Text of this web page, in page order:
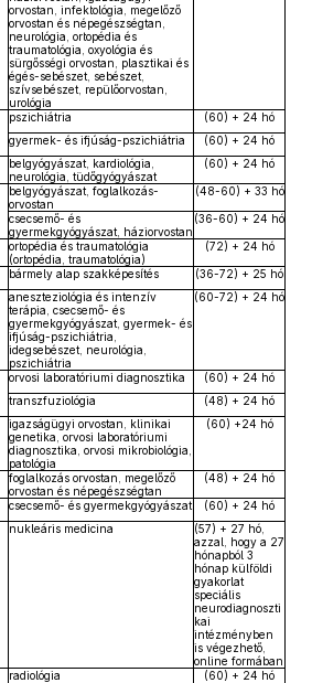
orvostan, infektológia, megelőző
orvostan és népegészségtan,
neurológia, ortopédia és
traumatológia, oxyológia és
sürgősségi orvostan, plasztikai és
égés-sebészet, sebészet,
szívsebészet, repülőorvostan,
urológia
pszichiátria
(60) + 24 hó
gyermek- és ifjúság-pszichiátria
(60) + 24 hó
belgyógyászat, kardiológia,
neurológia, tüdőgyógyászat
(60) + 24 hó
belgyógyászat, foglalkozás-
orvostan
(48-60) + 33 hó
csecsemő- és
gyermekgyógyászat, háziorvostan
(36-60) + 24 hó
ortopédia és traumatológia
(ortopédia, traumatológia)
(72) + 24 hó
bármely alap szakképesítés
(36-72) + 25 hó
aneszteziológia és intenzív
terápia, csecsemő- és
gyermekgyógyászat, gyermek- és
ifjúság-pszichiátria,
idegsebészet, neurológia,
pszichiátria
(60-72) + 24 hó
orvosi laboratóriumi diagnosztika
(60) + 24 hó
transzfuziológia
(48) + 24 hó
igazságügyi orvostan, klinikai
genetika, orvosi laboratóriumi
diagnosztika, orvosi mikrobiológia,
patológia
(60) +24 hó
foglalkozás orvostan, megelőző
orvostan és népegészségtan
(48) + 24 hó
csecsemő- és gyermekgyógyászat
(60) + 24 hó
nukleáris medicina
(57) + 27 hó,
azzal, hogy a 27
hónapból 3
hónap külföldi
gyakorlat
speciális
neurodiagnoszti
kai
intézményben
is végezhető,
online formában
radiológia
(60) + 24 hó